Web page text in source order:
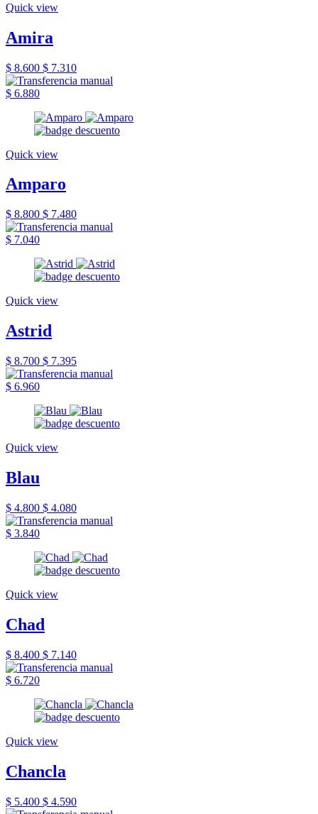
Quick view
Amira
$ 8.600 $ 7.310
$ 6.880
Quick view
Amparo
$ 8.800 $ 7.480
$ 7.040
Quick view
Astrid
$ 8.700 $ 7.395
$ 6.960
Quick view
Blau
$ 4.800 $ 4.080
$ 3.840
Quick view
Chad
$ 8.400 $ 7.140
$ 6.720
Quick view
Chancla
$ 5.400 $ 4.590